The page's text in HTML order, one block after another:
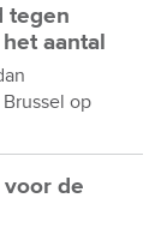
tegen
aantal
op
de